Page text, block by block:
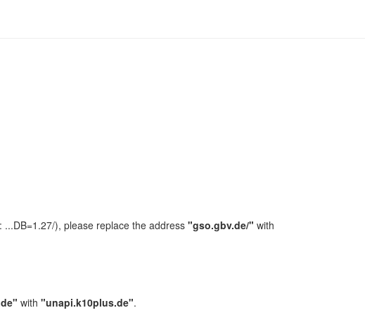
), please replace the address "gso.gbv.de/" with
with "unapi.k10plus.de".